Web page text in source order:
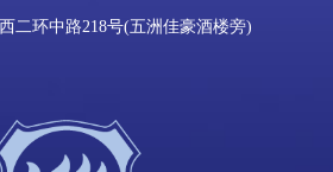
二环中路218号(五洲佳豪酒楼旁)